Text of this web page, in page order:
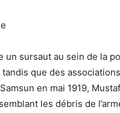
un sursaut au sein de la
que des
en mai 1919,
les débris de